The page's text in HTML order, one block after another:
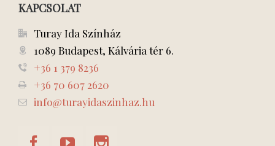
KAPCSOLAT
Turay Ida Színház
1089 Budapest, Kálvária tér 6.
+36 1 379 8236
+36 70 607 2620
info@turayidaszinhaz.hu